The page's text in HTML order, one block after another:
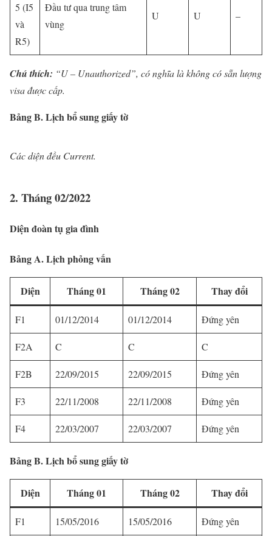
5 (I5
và
R5)
Đầu tư qua trung tâm
vùng
U U –
Chú thích: “U – Unauthorized”, có nghĩa là không có sẵn lượng
visa được cấp.
Bảng B. Lịch bổ sung giấy tờ
Các diện đều Current.
2. Tháng 02/2022
Diện đoàn tụ gia đình
Bảng A. Lịch phỏng vấn
Diện Tháng 01 Tháng 02 Thay đổi
F1 01/12/2014 01/12/2014 Đứng yên
F2A C C C
F2B 22/09/2015 22/09/2015 Đứng yên
F3 22/11/2008 22/11/2008 Đứng yên
F4 22/03/2007 22/03/2007 Đứng yên
Bảng B. Lịch bổ sung giấy tờ
Diện Tháng 01 Tháng 02 Thay đổi
F1 15/05/2016 15/05/2016 Đứng yên